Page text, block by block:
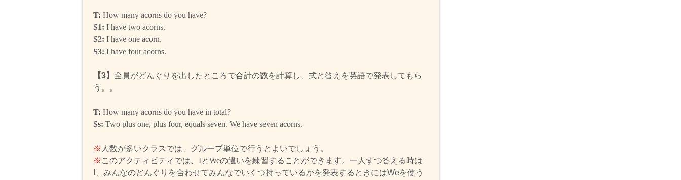
T: How many acorns do you have?
S1: I have two acorns.
S2: I have one acorn.
S3: I have four acorns.
【3】 全員がどんぐりを出したところで合計の数を計算し、式と答えを英語で発表してもら
う。。
T: How many acorns do you have in total?
Ss: Two plus one, plus four, equals seven. We have seven acorns.
※ 人数が多いクラスでは、グループ単位で行うとよいでしょう。
※ このアクティビティでは、 IとWeの違いを練習することができます。一人ずつ答える時は
I、みんなのどんぐりを合わせてみんなでいくつ持っているかを発表するときにはWeを使う